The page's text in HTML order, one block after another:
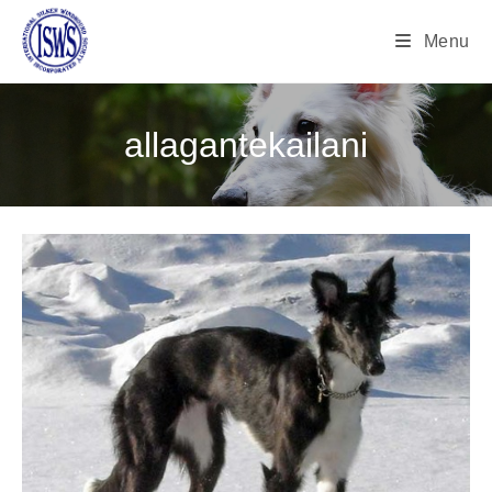
Menu
allagantekailani